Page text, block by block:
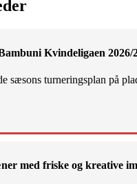
Kvindeligaen 2026/
sæsons turneringsplan på
med friske og kreative